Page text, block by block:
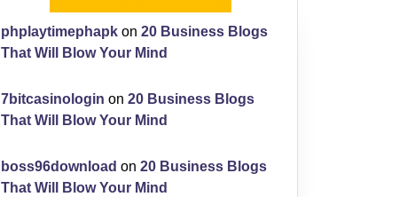
phplaytimephapk on 20 Business Blogs
That Will Blow Your Mind
7bitcasinologin on 20 Business Blogs
That Will Blow Your Mind
boss96download on 20 Business Blogs
That Will Blow Your Mind